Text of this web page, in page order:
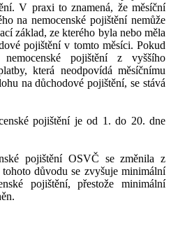
V praxi to znamená, že měsíční
na nemocenské pojištění nemůže
základ, ze kterého byla nebo měla
pojištění v tomto měsíci. Pokud
pojištění z vyššího
která neodpovídá měsíčnímu
na důchodové pojištění, se stává
pojištění je od 1. do 20. dne
pojištění OSVČ se změnila z
důvodu se zvyšuje minimální
pojištění, přestože minimální